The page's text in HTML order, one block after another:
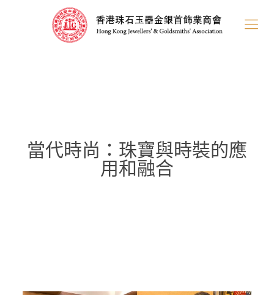
當代時尚：珠寶與時裝的應
用和融合